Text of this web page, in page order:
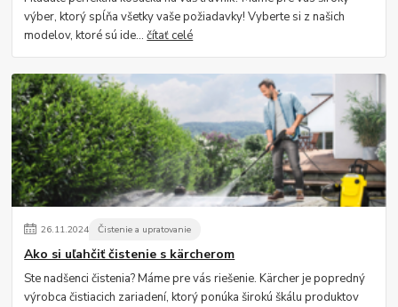
výber, ktorý spĺňa všetky vaše požiadavky! Vyberte si z našich
modelov, ktoré sú ide...čítať celé
26.11.2024 Čistenie a upratovanie
Ako si uľahčiť čistenie s kärcherom
Ste nadšenci čistenia? Máme pre vás riešenie. Kärcher je popredný
výrobca čistiacich zariadení, ktorý ponúka širokú škálu produktov